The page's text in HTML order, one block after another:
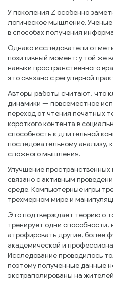
У поколения Z особенно
логическое мышление.
в способах получения
Однако исследователи
позитивный момент: у той же
навыки пространственного
это связано с регулярной
Авторы работы считают, что
динамики — повсеместное
переход от чтения печатных
короткого контента в
способность к длительной
последовательному анализу,
сложного мышления.
Улучшение пространственных
связано с активным
среде. Компьютерные игры
трёхмерном мире и
Это подтверждает теорию о
тренирует одни
атрофировать другие, более
академической и
Исследование проводилось
поэтому полученные данные
экстраполированы на